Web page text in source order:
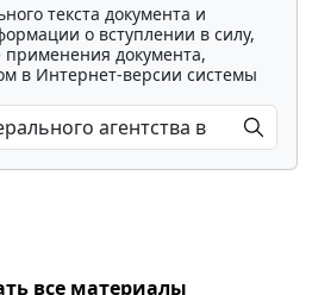
текста документа и
о вступлении в силу,
документа,
в Интернет-версии системы
все материалы